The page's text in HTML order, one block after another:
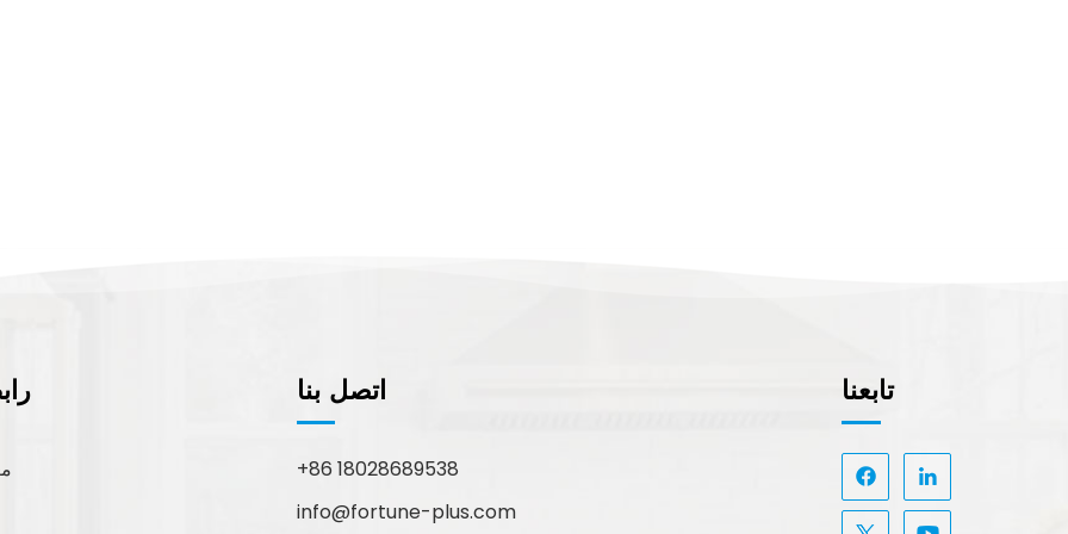
اتصل بنا
+86 18028689538
info@fortune-plus.com
تابعنا